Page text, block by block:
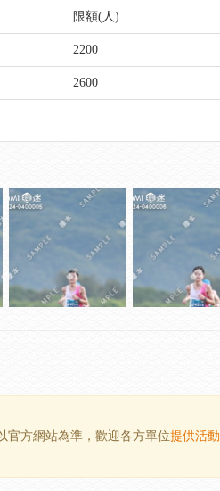
限額(人)
2200
2600
官方網站為準，歡迎各方單位提供活動